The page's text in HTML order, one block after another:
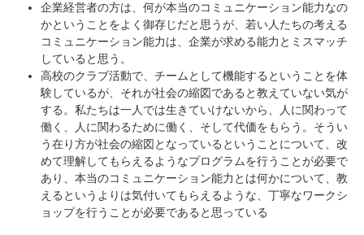
企業経営者の方は、何が本当のコミュニケーション能力なの
かということをよく御存じだと思うが、若い人たちの考える
コミュニケーション能力は、企業が求める能力とミスマッチ
していると思う。
高校のクラブ活動で、チームとして機能するということを体
験しているが、それが社会の縮図であると教えていない気が
する。私たちは一人では生きていけないから、人に関わって
働く、人に関わるために働く、そして代価をもらう。そうい
う在り方が社会の縮図となっているということについて、改
めて理解してもらえるようなプログラムを行うことが必要で
あり、本当のコミュニケーション能力とは何かについて、教
えるというよりは気付いてもらえるような、丁寧なワークシ
ョップを行うことが必要であると思っている